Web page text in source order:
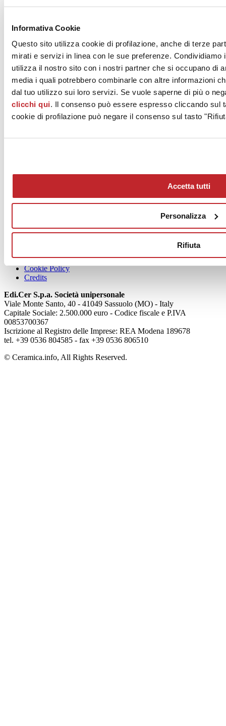
Informativa Cookie
Questo sito utilizza cookie di profilazione, anche di terze
mirati e servizi in linea con le sue preferenze.
utilizza il nostro sito con i nostri partner che si occupano di
media i quali potrebbero combinarle con altre informazioni
dal tuo utilizzo sui loro servizi. Se vuole saperne di più o
clicchi qui. Il consenso può essere espresso cliccando sul
cookie di profilazione può negare il consenso sul tasto
Accetta tutti
Personalizza
Rifiuta
registra in Europa Occidentale una crescita della quota della
fanno leva sulle caratteristiche peculiari della ceramica, a partire
dalla sua salubrità e facilità di pulizia, sostenibilità e durevolezza,
qualità estetiche e performance adatte all’uso prescritto. Un valore
intrinseco del prodotto che, in questi mesi di riflessione sulle piccole
e grandi cose che quotidianamente ci circondano, sta facendo la
differenza nella scelta a favore di questa eccellenza del made in Italy.
Dicembre 2020
News
aziende
Privacy
Cookie Policy
Credits
Edi.Cer S.p.a. Società unipersonale
Viale Monte Santo, 40 - 41049 Sassuolo (MO) - Italy
Capitale Sociale: 2.500.000 euro - Codice fiscale e P.IVA
00853700367
Iscrizione al Registro delle Imprese: REA Modena 189678
tel. +39 0536 804585 - fax +39 0536 806510
© Ceramica.info, All Rights Reserved.